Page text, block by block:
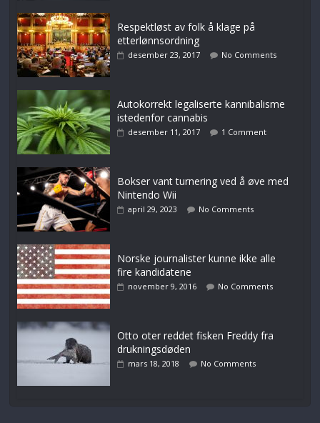
Respektløst av folk å klage på
etterlønnsordning
desember 23, 2017 No Comments
Autokorrekt legaliserte kannibalisme
istedenfor cannabis
desember 11, 2017 1 Comment
Bokser vant turnering ved å øve med
Nintendo Wii
april 29, 2023 No Comments
Norske journalister kunne ikke alle
fire kandidatene
november 9, 2016 No Comments
Otto oter reddet fisken Freddy fra
drukningsdøden
mars 18, 2018 No Comments